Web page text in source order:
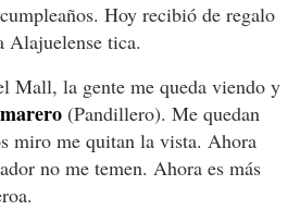
Hoy recibió de regalo
Alajuelense tica.
Mall, la gente me queda viendo y
(Pandillero). Me quedan
miro me quitan la vista. Ahora
no me temen. Ahora es más